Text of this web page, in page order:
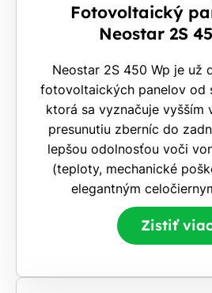
Fotovoltaický
Neostar 2S
Neostar 2S 450 Wp je už
fotovoltaických panelov od
ktorá sa vyznačuje vyšším
presunutiu zberníc do
lepšou odolnosťou voči
(teploty, mechanické
elegantným
Zistiť